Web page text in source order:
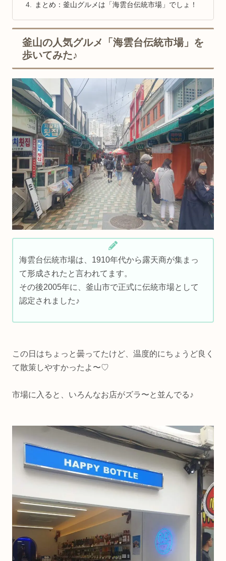
まとめ：釜山グルメは「海雲台伝統市場」でしょ！
釜山の人気グルメ「海雲台伝統市場」を
歩いてみた♪
海雲台伝統市場は、1910年代から露天商が集まっ
て形成されたと言われてます。
その後2005年に、釜山市で正式に伝統市場として
認定されました♪
この日はちょっと曇ってたけど、温度的にちょうど良く
て散策しやすかったよ〜♡
市場に入ると、いろんなお店がズラ〜と並んでる♪